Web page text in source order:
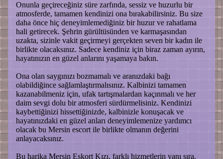
Onunla geçireceğiniz süre zarfında, sessiz ve huzurlu bir
atmosferde, tamamen kendinizi ona bırakabilirsiniz. Bu size
daha önce hiç deneyimlemediğiniz bir huzur ve rahatlama
hali getirecek. Şehrin gürültüsünden ve karmaşasından
uzakta, sizinle vakit geçirmeyi gerçekten seven bir kadın ile
birlikte olacaksınız. Sadece kendiniz için biraz zaman ayırın,
hayatınızın en güzel anlarını yaşamaya bakın.
Ona olan saygınızı bozmamalı ve aranızdaki bağı
olabildiğince sağlamlaştırmalısınız. Kalbinizi tamamen
kazanabilmeniz için, ufak tartışmalardan kaçınmalı ve her
daim sevgi dolu bir atmosferi sürdürmelisiniz. Kendinizi
kaybettiğinizi hissettiğinizde, kalbinizle konuşacak ve
hayatınızdaki en güzel anları deneyimlemenize yardımcı
olacak bu Mersin escort ile birlikte olmanın değerini
anlayacaksınız.
Bu harika Mersin Eskort Kızı, farklı hizmetlerin yanı sıra,